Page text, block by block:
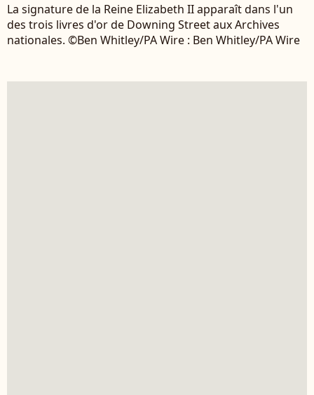
La signature de la Reine Elizabeth II apparaît dans l'un
des trois livres d'or de Downing Street aux Archives
nationales. ©Ben Whitley/PA Wire : Ben Whitley/PA Wire